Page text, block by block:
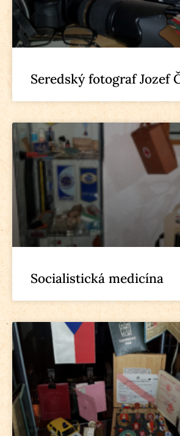
Seredský fotograf Jozef
Socialistická medicína